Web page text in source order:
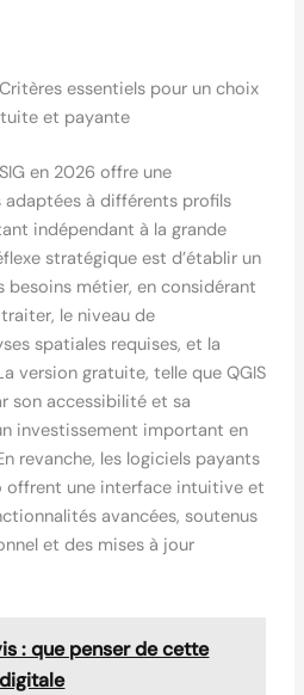
essentiels pour un choix
et payante
en 2026 offre une
à différents profils
indépendant à la grande
stratégique est d’établir un
métier, en considérant
le niveau de
spatiales requises, et la
version gratuite, telle que QGIS
son accessibilité et sa
investissement important en
revanche, les logiciels payants
offrent une interface intuitive et
avancées, soutenus
et des mises à jour
: que penser de cette